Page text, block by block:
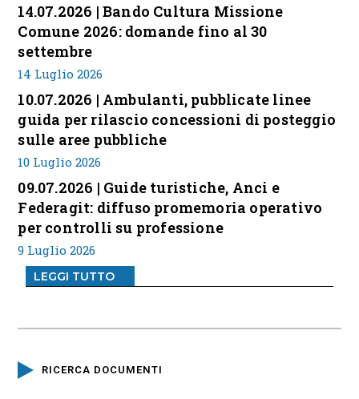
14.07.2026 | Bando Cultura Missione
Comune 2026: domande fino al 30
settembre
14 Luglio 2026
10.07.2026 | Ambulanti, pubblicate linee
guida per rilascio concessioni di posteggio
sulle aree pubbliche
10 Luglio 2026
09.07.2026 | Guide turistiche, Anci e
Federagit: diffuso promemoria operativo
per controlli su professione
9 Luglio 2026
LEGGI TUTTO
RICERCA DOCUMENTI